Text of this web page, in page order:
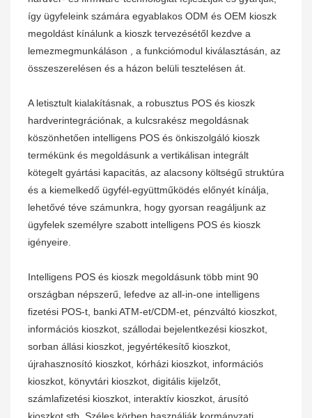
így ügyfeleink számára egyablakos ODM és OEM kioszk
megoldást kínálunk a kioszk tervezésétől kezdve a
lemezmegmunkáláson
a funkciómodul kiválasztásán, az
összeszerelésen és a házon belüli tesztelésen át.
A letisztult kialakításnak, a robusztus POS és kioszk
hardverintegrációnak, a kulcsrakész megoldásnak
köszönhetően intelligens POS és önkiszolgáló kioszk
termékünk és megoldásunk a vertikálisan integrált
kötegelt gyártási kapacitás, az alacsony költségű struktúra
és a kiemelkedő ügyfél-együttműködés előnyét kínálja,
lehetővé téve számunkra, hogy gyorsan reagáljunk az
ügyfelek személyre szabott intelligens POS és kioszk
igényeire.
Intelligens POS és kioszk megoldásunk több mint 90
országban népszerű, lefedve az all-in-one intelligens
fizetési POS-t, banki ATM-et/CDM-et, pénzváltó kioszkot,
információs kioszkot, szállodai bejelentkezési kioszkot,
sorban állási kioszkot, jegyértékesítő kioszkot,
újrahasznosító kioszkot, kórházi kioszkot, információs
kioszkot, könyvtári kioszkot, digitális kijelzőt,
számlafizetési kioszkot, interaktív kioszkot, árusító